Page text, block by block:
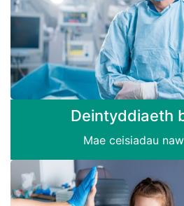
Deintyddiaeth
Mae ceisiadau